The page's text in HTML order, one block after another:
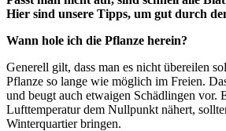
Hier sind unsere Tipps, um gut durch
Wann hole ich die Pflanze herein?
Generell gilt, dass man es nicht übereilen
Pflanze so lange wie möglich im Freien.
und beugt auch etwaigen Schädlingen vor.
Lufttemperatur dem Nullpunkt nähert,
Winterquartier bringen.